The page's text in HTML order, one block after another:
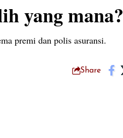
yang mana?
premi dan polis asuransi.
Share